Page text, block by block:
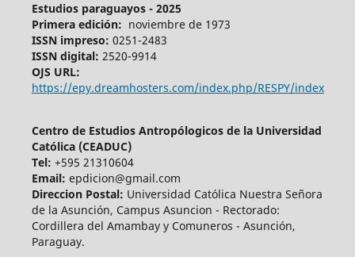
Estudios paraguayos - 2025
Primera edición: noviembre de 1973
ISSN impreso: 0251-2483
ISSN digital: 2520-9914
OJS URL:
https://epy.dreamhosters.com/index.php/RESPY/index
Centro de Estudios Antropólogicos de la Universidad
Católica (CEADUC)
Tel: +595 21310604
Email: epdicion@gmail.com
Direccion Postal: Universidad Católica Nuestra Señora
de la Asunción, Campus Asuncion - Rectorado:
Cordillera del Amambay y Comuneros - Asunción,
Paraguay.